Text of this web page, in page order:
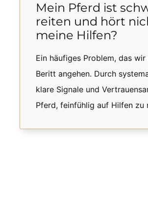
Mein Pferd ist
reiten und hört
meine Hilfen?
Ein häufiges Problem, das
Beritt angehen. Durch
klare Signale und
Pferd, feinfühlig auf Hilfen zu